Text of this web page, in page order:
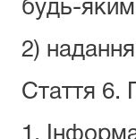
будь-
2)
Стаття 6.
1.